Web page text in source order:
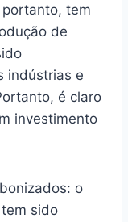
tem
de
indústrias e
é claro
investimento
o
sido